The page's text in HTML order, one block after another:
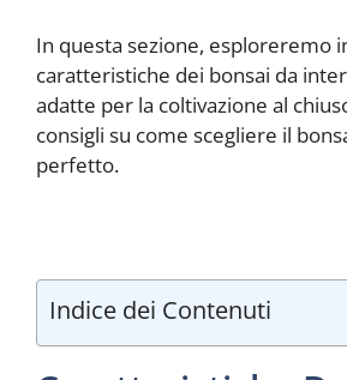
In questa sezione, esploreremo
caratteristiche dei bonsai da
adatte per la coltivazione al
consigli su come scegliere il
perfetto.
Indice dei Contenuti